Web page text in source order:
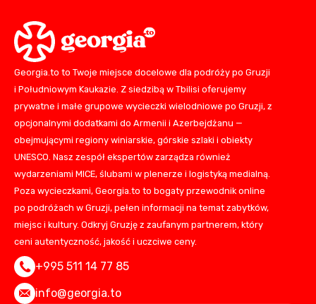
Georgia.to to Twoje miejsce docelowe dla podróży po Gruzji
i Południowym Kaukazie. Z siedzibą w Tbilisi oferujemy
prywatne i małe grupowe wycieczki wielodniowe po Gruzji, z
opcjonalnymi dodatkami do Armenii i Azerbejdżanu —
obejmującymi regiony winiarskie, górskie szlaki i obiekty
UNESCO. Nasz zespół ekspertów zarządza również
wydarzeniami MICE, ślubami w plenerze i logistyką medialną.
Poza wycieczkami, Georgia.to to bogaty przewodnik online
po podróżach w Gruzji, pełen informacji na temat zabytków,
miejsc i kultury. Odkryj Gruzję z zaufanym partnerem, który
ceni autentyczność, jakość i uczciwe ceny.
+995 511 14 77 85
info@georgia.to